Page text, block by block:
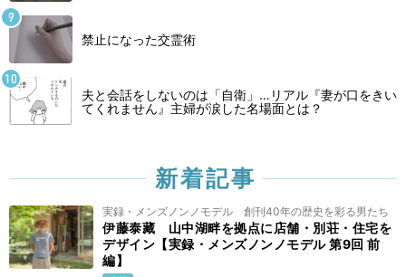
禁止になった交霊術
夫と会話をしないのは「自衛」…リアル『妻が口をきい
てくれません』主婦が涙した名場面とは？
新着記事
実録・メンズノンノモデル 創刊40年の歴史を彩る男たち
伊藤泰藏 山中湖畔を拠点に店舗・別荘・住宅を
デザイン【実録・メンズノンノモデル 第9回 前
編】